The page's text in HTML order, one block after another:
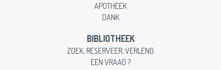
APOTHEEK
DANK
BIBLIOTHEEK
ZOEK, RESERVEER, VERLENG
EEN VRAAG ?